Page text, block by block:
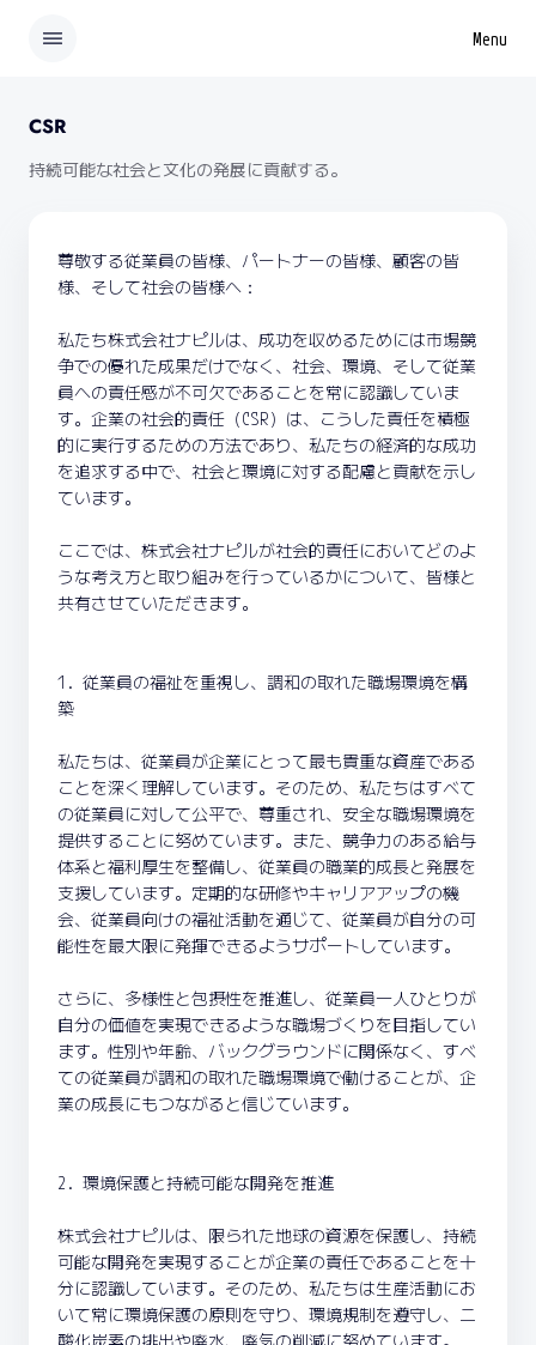
Menu
CSR
持続可能な社会と文化の発展に貢献する。
尊敬する従業員の皆様、パートナーの皆様、顧客の皆
様、そして社会の皆様へ：
私たち株式会社ナピルは、成功を収めるためには市場競
争での優れた成果だけでなく、社会、環境、そして従業
員への責任感が不可欠であることを常に認識していま
す。企業の社会的責任（CSR）は、こうした責任を積極
的に実行するための方法であり、私たちの経済的な成功
を追求する中で、社会と環境に対する配慮と貢献を示し
ています。
ここでは、株式会社ナピルが社会的責任においてどのよ
うな考え方と取り組みを行っているかについて、皆様と
共有させていただきます。
1. 従業員の福祉を重視し、調和の取れた職場環境を構
築
私たちは、従業員が企業にとって最も貴重な資産である
ことを深く理解しています。そのため、私たちはすべて
の従業員に対して公平で、尊重され、安全な職場環境を
提供することに努めています。また、競争力のある給与
体系と福利厚生を整備し、従業員の職業的成長と発展を
支援しています。定期的な研修やキャリアアップの機
会、従業員向けの福祉活動を通じて、従業員が自分の可
能性を最大限に発揮できるようサポートしています。
さらに、多様性と包摂性を推進し、従業員一人ひとりが
自分の価値を実現できるような職場づくりを目指してい
ます。性別や年齢、バックグラウンドに関係なく、すべ
ての従業員が調和の取れた職場環境で働けることが、企
業の成長にもつながると信じています。
2. 環境保護と持続可能な開発を推進
株式会社ナピルは、限られた地球の資源を保護し、持続
可能な開発を実現することが企業の責任であることを十
分に認識しています。そのため、私たちは生産活動にお
いて常に環境保護の原則を守り、環境規制を遵守し、二
酸化炭素の排出や廃水、廃気の削減に努めています。